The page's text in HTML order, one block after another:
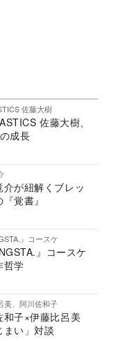
佐藤大樹
佐藤大樹、
成長
介が紐解くブレッ
覚書』
』コースケ
』コースケ
哲学
美、阿川佐和子
和子×伊藤比呂美
まい」対談